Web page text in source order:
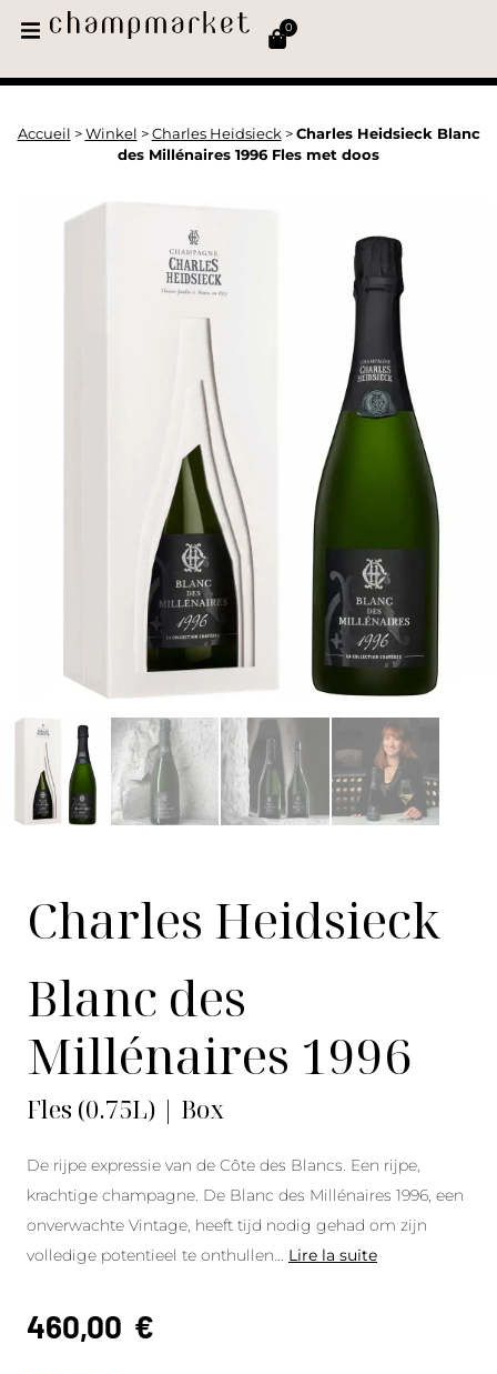
0
Accueil > Winkel > Charles Heidsieck > Charles Heidsieck Blanc
des Millénaires 1996 Fles met doos
Charles Heidsieck
Blanc des
Millénaires 1996
Fles (0.75L) | Box
De rijpe expressie van de Côte des Blancs. Een rijpe,
krachtige champagne. De Blanc des Millénaires 1996, een
onverwachte Vintage, heeft tijd nodig gehad om zijn
volledige potentieel te onthullen
Lire la suite
460,00 €